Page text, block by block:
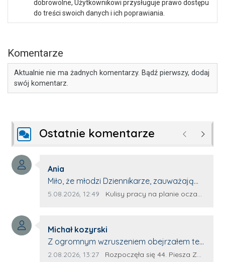
dobrowolne, Użytkownikowi przysługuje prawo dostępu
do treści swoich danych i ich poprawiania.
Komentarze
Aktualnie nie ma żadnych komentarzy. Bądź pierwszy, dodaj
swój komentarz.
Ostatnie komentarze Poprzednie
Autor komentarza:
Ania
Treść komentarza:
Miło, że młodzi Dziennikarze, zauważają
młode talenty, które dopiero wkraczają
z nim wywiad, który przeprowadzi Pan
Artur.
Data dodania komentarza:
5.08.2026, 12:49 Źródło komentarza:
Kulisy pracy na planie oczami młodego filmowca
Autor komentarza:
Michał kozyrski
Treść komentarza:
Z ogromnym wzruszeniem obejrzałem ten
materiał. ❤️ Jestem naprawdę dumny z
Data dodania komentarza:
2.08.2026, 13:27 Źródło komentarza:
Rozpoczęła się 44. Piesza Zamojsko-Lubaczowska Pielgrzymka na Jasną Górę!